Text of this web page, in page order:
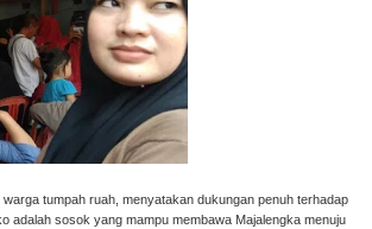
tumpah ruah, menyatakan dukungan penuh terhadap
adalah sosok yang mampu membawa Majalengka menuju